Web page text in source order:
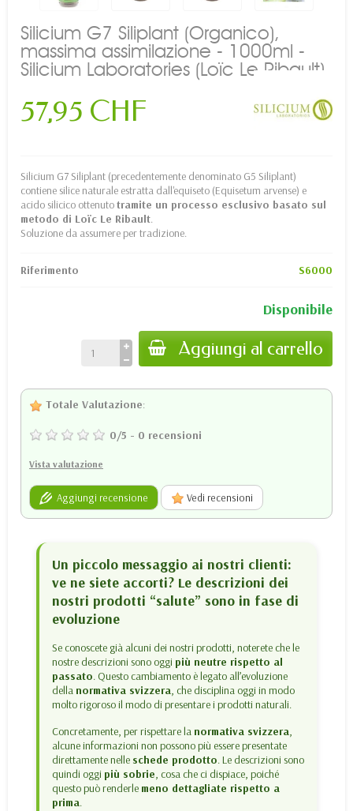
Silicium G7 Siliplant (Organico),
massima assimilazione - 1000ml -
Silicium Laboratories (Loïc Le Ribault)
57,95 CHF
Silicium G7 Siliplant (precedentemente denominato G5 Siliplant)
contiene silice naturale estratta dall'equiseto (Equisetum arvense) e
acido silicico ottenutotramite un processo esclusivo basato sul
metodo di Loïc Le Ribault.
Soluzione da assumere per tradizione.
Riferimento S6000
Disponibile
Aggiungi al carrello
Totale Valutazione:
0/5 - 0 recensioni
Vista valutazione
Aggiungi recensione Vedi recensioni
Un piccolo messaggio ai nostri clienti:
ve ne siete accorti? Le descrizioni dei
nostri prodotti “salute” sono in fase di
evoluzione
Se conoscete già alcuni dei nostri prodotti, noterete che le
nostre descrizioni sono oggi più neutre rispetto al
passato. Questo cambiamento è legato all’evoluzione
della normativa svizzera, che disciplina oggi in modo
molto rigoroso il modo di presentare i prodotti naturali.
Concretamente, per rispettare la normativa svizzera,
alcune informazioni non possono più essere presentate
direttamente nelle schede prodotto. Le descrizioni sono
quindi oggi più sobrie, cosa che ci dispiace, poiché
questo può renderle meno dettagliate rispetto a
prima.